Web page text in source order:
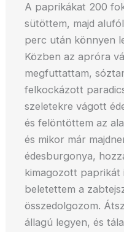
A paprikákat 200
sütöttem, majd
perc után könnyen
Közben az apróra
megfuttattam,
felkockázott
szeletekre vágott
és felöntöttem az
és mikor már
édesburgonya,
kimagozott paprikát
beletettem a
összedolgozom.
állagú legyen, és